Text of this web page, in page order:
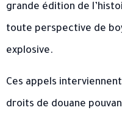
grande édition de
toute perspective de
explosive.
Ces appels
droits de douane